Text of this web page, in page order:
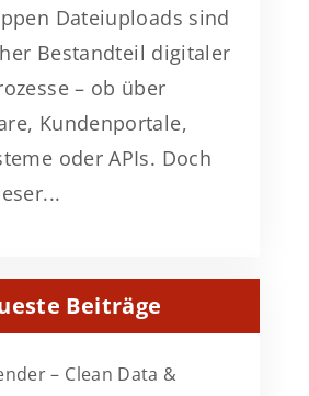
Dateiuploads sind
Bestandteil digitaler
– ob über
Kundenportale,
oder APIs. Doch
Beiträge
– Clean Data &